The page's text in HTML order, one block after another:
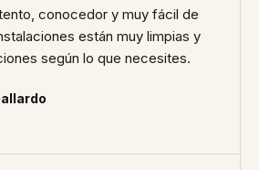
conocedor y muy fácil de
están muy limpias y
según lo que necesites.